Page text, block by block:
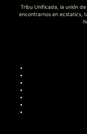
Tribu Unificada, la unión
encontrarnos en ecstatics,